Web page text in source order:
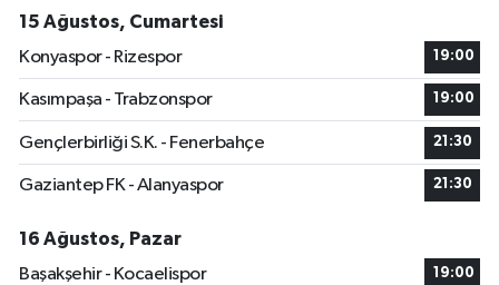
15 Ağustos, Cumartesi
Konyaspor - Rizespor
19:00
Kasımpaşa - Trabzonspor 19:00
Gençlerbirliği S.K. - Fenerbahçe 21:30
Gaziantep FK - Alanyaspor 21:30
16 Ağustos, Pazar
Başakşehir - Kocaelispor
19:00